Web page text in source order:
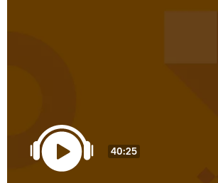
40:25